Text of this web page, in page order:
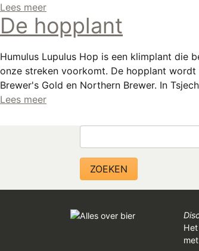
Lees meer
De hopplant
Humulus Lupulus Hop is een klimplant die
onze streken voorkomt. De hopplant
Brewer's Gold en Northern Brewer. In
Lees meer